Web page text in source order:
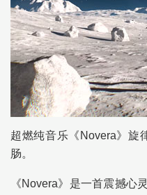
超燃纯音乐《Novera》旋
肠。
《Novera》是一首震撼心